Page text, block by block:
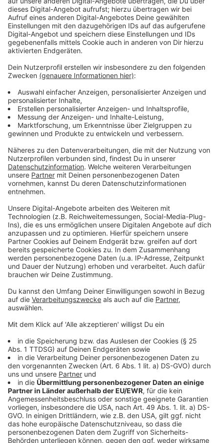
Anzeige
Bauarbeiten in Kempen dauern rund zwei
Monate
Anzeige
Die Arbeiten sollen nach Angaben der Stadt etwa zwei
Monate dauern. So lange bleibt auch die
Einbahnstraßenregelung auf dem betroffenen
Teilstück bestehen. Autofahrerinnen und Autofahrer in
Kempen müssen sich damit auf veränderte
Verkehrsabläufe einstellen.
Anzeige
Leitungsarbeiten im Auftrag der Stadtwerke
Anzeige
Die Bauarbeiten werden im Auftrag der Stadtwerke
Leitungen auf der Kleinbahnstraße. Welche Leitungen
genau betroffen sind, hat die Stadt in der vorliegenden
Information nicht weiter ausgeführt. Klar ist aber, dass
diesem Bereich hat. Wer dort unterwegs ist, sollte
mehr Zeit einplanen.
Anzeige